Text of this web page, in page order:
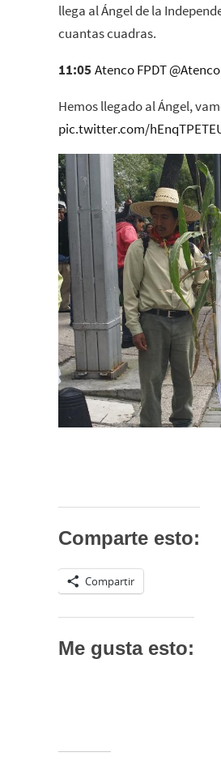
llega al Ángel de la
cuantas cuadras.
11:05Atenco FPDT@
Hemos llegado al Ángel,
pic.twitter.com/
Comparte esto:
Compartir
Me gusta esto: